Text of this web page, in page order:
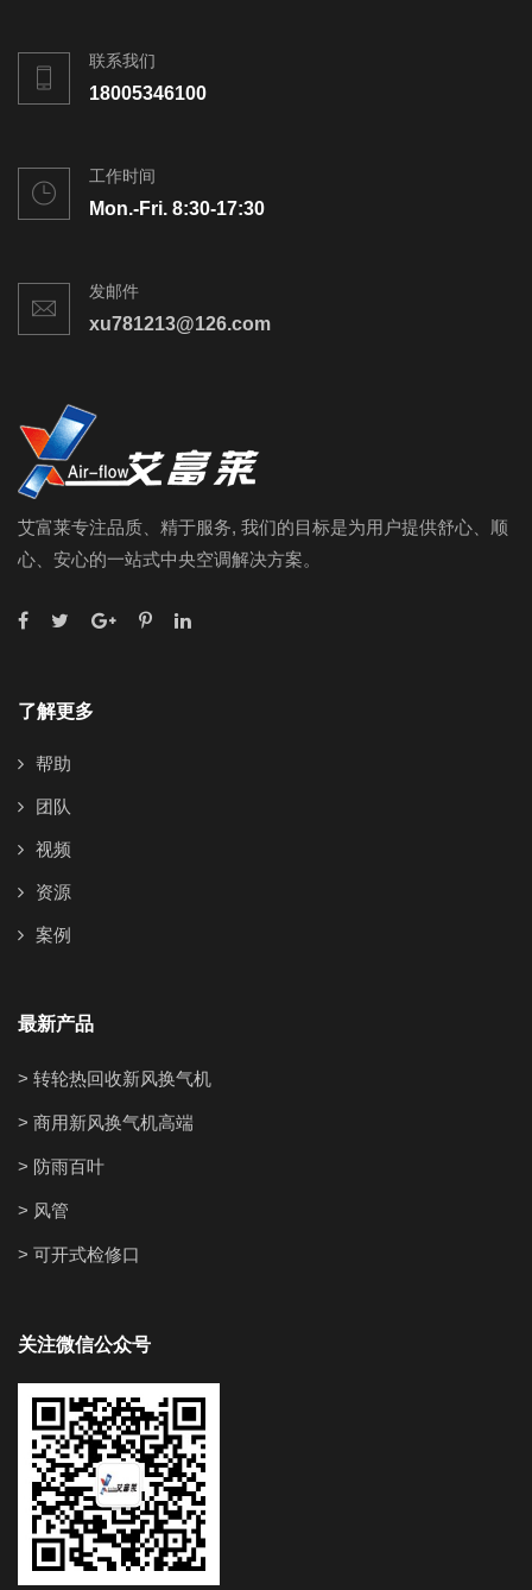
联系我们
18005346100
工作时间
Mon.-Fri. 8:30-17:30
发邮件
xu781213@126.com
艾富莱专注品质、精于服务, 我们的目标是为用户提供舒心、顺
心、安心的一站式中央空调解决方案。
了解更多
帮助
团队
视频
资源
案例
最新产品
> 转轮热回收新风换气机
> 商用新风换气机高端
> 防雨百叶
> 风管
> 可开式检修口
关注微信公众号